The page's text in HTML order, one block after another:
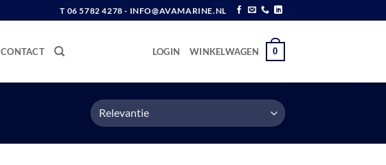
T 06 5782 4278 - INFO@AVAMARINE.NL
CONTACT LOGIN WINKELWAGEN 0